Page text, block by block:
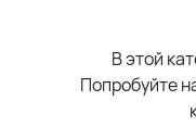
В этой
Попробуйте